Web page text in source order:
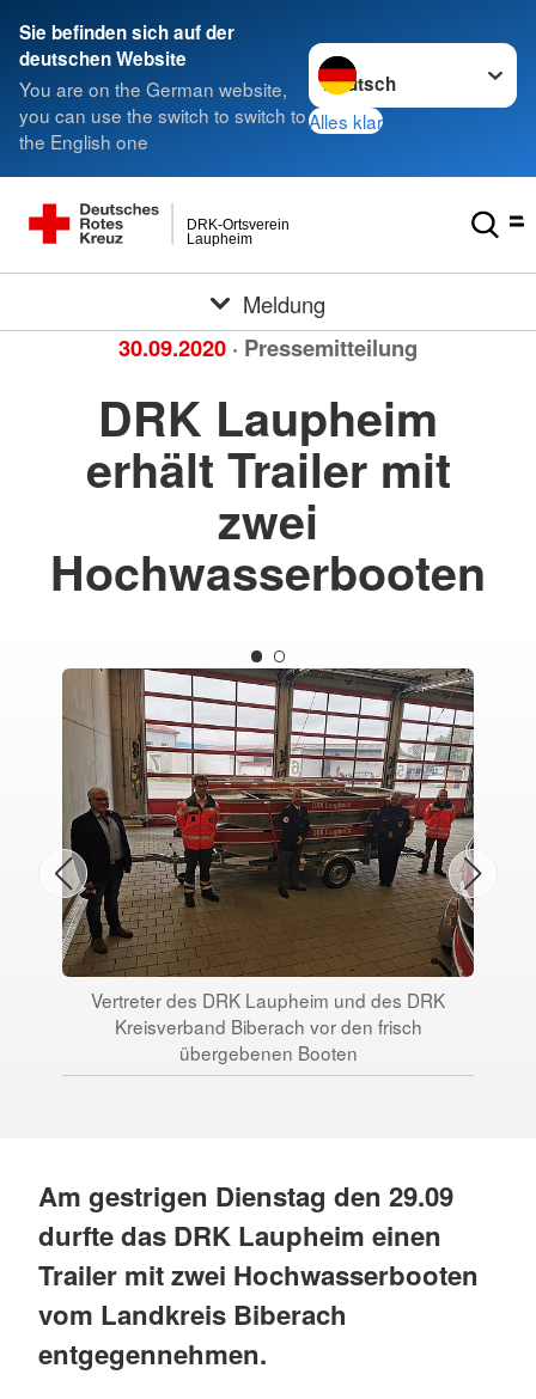
Sie befinden sich auf der
deutschen Website
You are on the German website,
you can use the switch to switch to
the English one
Sprache wechseln zu
Alles klar
Laupheim
DRK-Ortsverein
Meldung
30.09.2020 · Pressemitteilung
DRK Laupheim
erhält Trailer mit
zwei
Hochwasserbooten
Vertreter des DRK Laupheim und des DRK
Kreisverband Biberach vor den frisch
übergebenen Booten
Am gestrigen Dienstag den 29.09
durfte das DRK Laupheim einen
Trailer mit zwei Hochwasserbooten
vom Landkreis Biberach
entgegennehmen.